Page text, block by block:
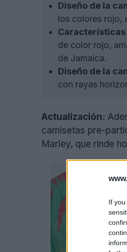
If
Diseño de la
los colores rojo,
de color rojo,
de Jamaica.
Diseño de la
con rayas
Actualización:
camisetas pre-
Marley, que rinde